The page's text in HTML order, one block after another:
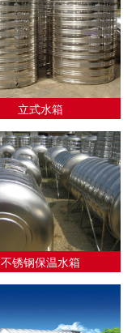
立式水箱
不锈钢保温水箱